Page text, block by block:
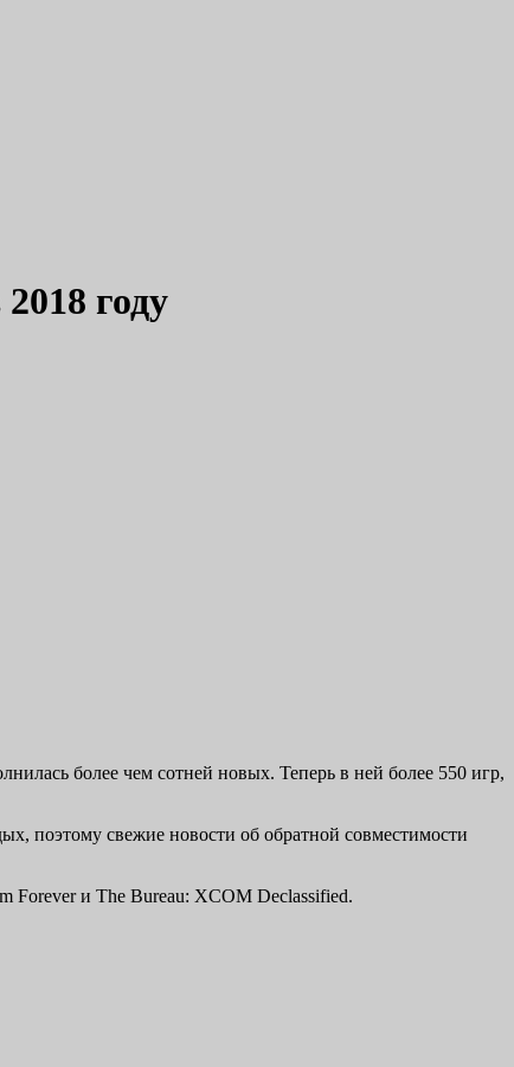
году
более чем сотней новых. Теперь в ней более 550 игр,
поэтому свежие новости об обратной совместимости
Forever и The Bureau: XCOM Declassified.